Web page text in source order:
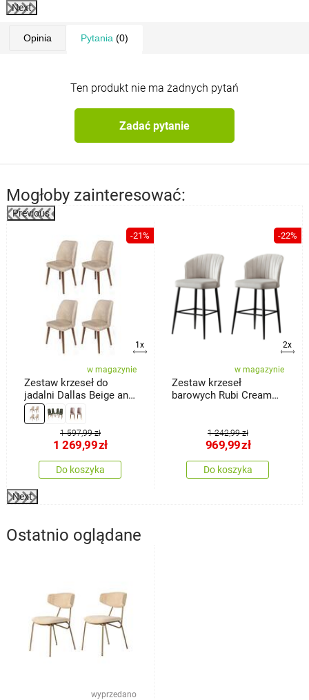
Next
Opinia Pytania(0)
Ten produkt nie ma żadnych pytań
Zadać pytanie
Mogłoby zainteresować:
Previous
-21%
1x
w magazynie
Zestaw krzeseł do
jadalni Dallas Beige and
Brown, 4 szt.
1 597,99 zł
1 269,99zł
Do koszyka
-22%
2x
w magazynie
Zestaw krzeseł
barowych Rubi Cream
1 242,99 zł
969,99zł
Do koszyka
Next
Ostatnio oglądane
wyprzedano